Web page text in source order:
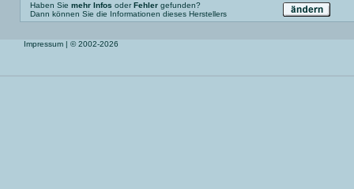
Haben Sie mehr Infos oderFehler gefunden?
Dann können Sie die Informationen dieses Herstellers
Impressum | © 2002-2026